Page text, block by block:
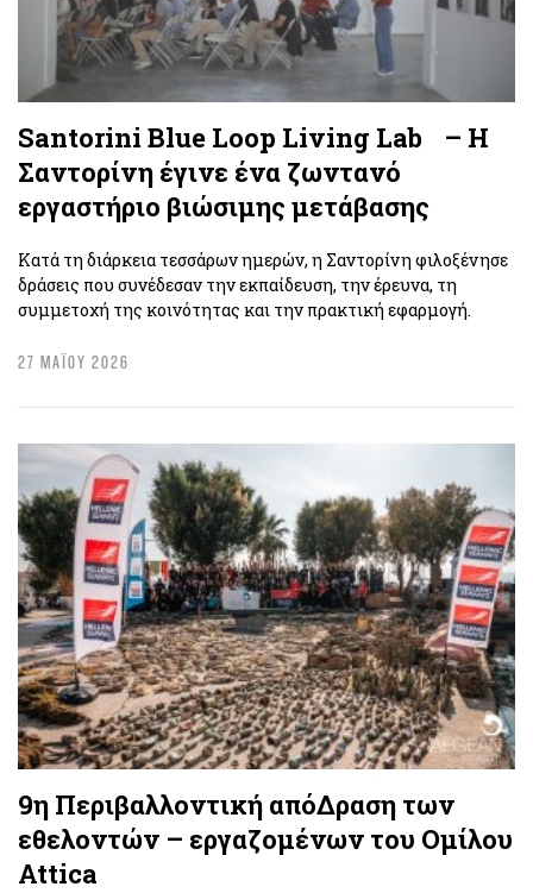
Santorini Blue Loop Living Lab – Η
Σαντορίνη έγινε ένα ζωντανό
εργαστήριο βιώσιμης μετάβασης
Κατά τη διάρκεια τεσσάρων ημερών, η Σαντορίνη φιλοξένησε
δράσεις που συνέδεσαν την εκπαίδευση, την έρευνα, τη
συμμετοχή της κοινότητας και την πρακτική εφαρμογή.
27 ΜΑΪΟΥ 2026
9η Περιβαλλοντική απόΔραση των
εθελοντών – εργαζομένων του Ομίλου
Attica